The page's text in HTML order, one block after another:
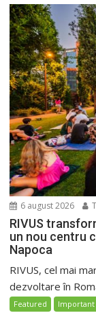
6 august 2026
RIVUS
un nou centru
Napoca
RIVUS, cel mai
dezvoltare în
Featured Important